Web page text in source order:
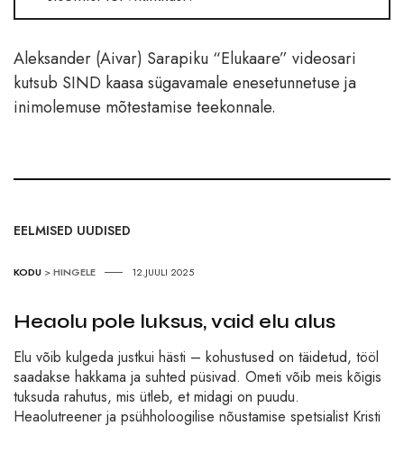
Aleksander (Aivar) Sarapiku “Elukaare” videosari
kutsub SIND kaasa sügavamale enesetunnetuse ja
inimolemuse mõtestamise teekonnale.
EELMISED UUDISED
KODU >HINGELE 12.JUULI 2025
Heaolu pole luksus, vaid elu alus
Elu võib kulgeda justkui hästi – kohustused on täidetud, tööl
saadakse hakkama ja suhted püsivad. Ometi võib meis kõigis
tuksuda rahutus, mis ütleb, et midagi on puudu.
Heaolutreener ja psühholoogilise nõustamise spetsialist Kristi